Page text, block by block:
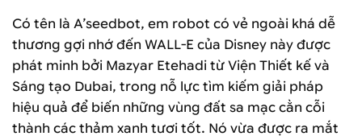
Có tên là A’seedbot, em robot có vẻ ngoài khá dễ
thương gợi nhớ đến WALL-E của Disney này được
phát minh bởi Mazyar Etehadi từ Viện Thiết kế và
Sáng tạo Dubai, trong nỗ lực tìm kiếm giải pháp
hiệu quả để biến những vùng đất sa mạc cằn cỗi
thành các thảm xanh tươi tốt. Nó vừa được ra mắt